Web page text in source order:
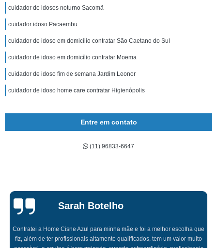
cuidador de idosos noturno Sacomã
cuidador idoso Pacaembu
cuidador de idoso em domicílio contratar São Caetano do Sul
cuidador de idoso em domicílio contratar Moema
cuidador de idoso fim de semana Jardim Leonor
cuidador de idoso home care contratar Higienópolis
Entre em contato
(11) 96833-6647
Sarah Botelho
Contratei a Home Cisne Azul para minha mãe e foi a melhor escolha que
fiz, além de ter profissionais altamente qualificados, tem um valor muito